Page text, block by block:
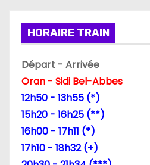
HORAIRE TRAIN
Départ - Arrivée
Oran - Sidi Bel-Abbes
12h50 - 13h55 (*)
15h20 - 16h25 (**)
16h00 - 17h11 (*)
17h10 - 18h32 (+)